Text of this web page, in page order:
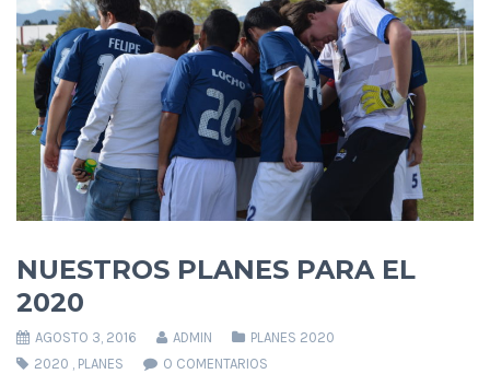
NUESTROS PLANES PARA EL
2020
AGOSTO 3, 2016 ADMIN
PLANES 2020
2020 , PLANES O COMENTARIOS